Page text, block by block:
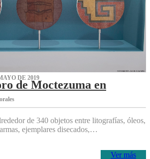
DE 2019
de Moctezuma en
de 340 objetos entre litografías, óleos,
ejemplares disecados,…
Ver más